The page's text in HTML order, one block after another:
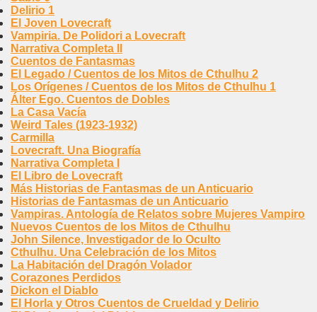
Delirio 1
El Joven Lovecraft
Vampiria. De Polidori a Lovecraft
Narrativa Completa II
Cuentos de Fantasmas
El Legado / Cuentos de los Mitos de Cthulhu 2
Los Orígenes / Cuentos de los Mitos de Cthulhu 1
Álter Ego. Cuentos de Dobles
La Casa Vacía
Weird Tales (1923-1932)
Carmilla
Lovecraft. Una Biografía
Narrativa Completa I
El Libro de Lovecraft
Más Historias de Fantasmas de un Anticuario
Historias de Fantasmas de un Anticuario
Vampiras. Antología de Relatos sobre Mujeres Vampiro
Nuevos Cuentos de los Mitos de Cthulhu
John Silence, Investigador de lo Oculto
Cthulhu. Una Celebración de los Mitos
La Habitación del Dragón Volador
Corazones Perdidos
Dickon el Diablo
El Horla y Otros Cuentos de Crueldad y Delirio